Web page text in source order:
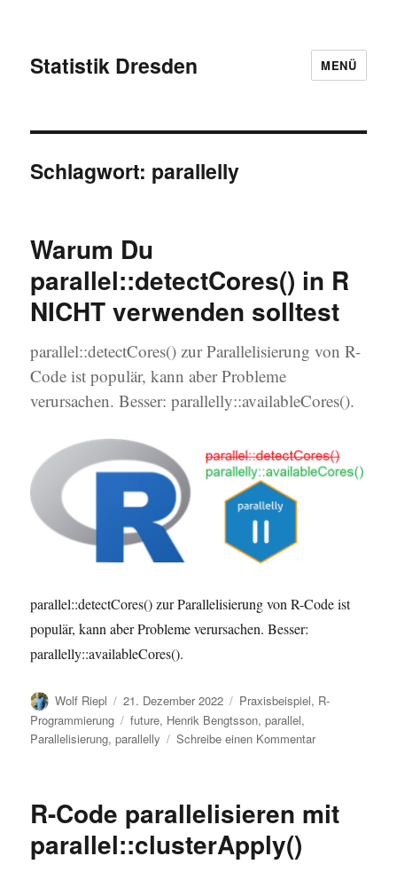
Statistik Dresden MENÜ
Schlagwort: parallelly
Warum Du
parallel::detectCores() in R
NICHT verwenden solltest
parallel::detectCores() zur Parallelisierung von R-
Code ist populär, kann aber Probleme
verursachen. Besser: parallelly::availableCores().
parallel::detectCores() zur Parallelisierung von R-Code ist
populär, kann aber Probleme verursachen. Besser:
parallelly::availableCores().
Autor
Wolf Riepl
Veröffentlicht
am
21. Dezember 2022 Kategorien
Praxisbeispiel, R-
Programmierung
Schlagwörter
future, Henrik Bengtsson,parallel,
Parallelisierung,parallelly Schreibe einen Kommentarzu
in
R-Code parallelisieren mit
parallel::clusterApply()